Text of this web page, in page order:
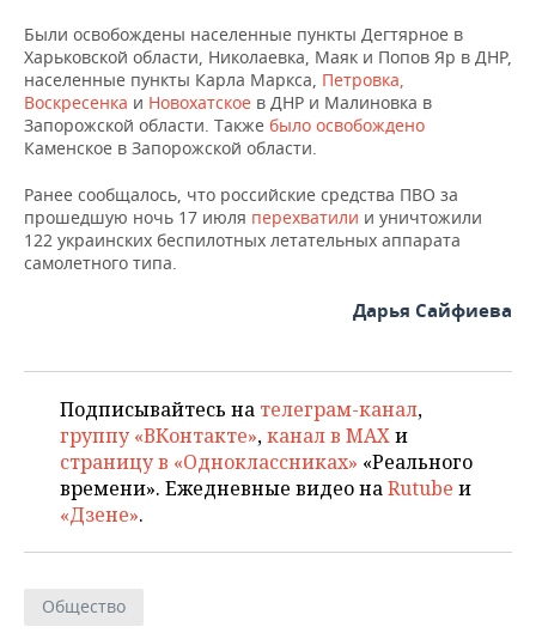
КИБЕРСПОРТ
ФИГУРНОЕ КАТАНИЕ
ХОККЕЙ С МЯЧОМ
КУЛЬТУРА
МЕДИЦИНА
ПРОИСШЕСТВИЯ
СПИСОК КОМПАНИЙ
Были освобождены населенные пункты Дегтярное в
Харьковской области, Николаевка, Маяк и Попов Яр в ДНР,
населенные пункты Карла Маркса, Петровка,
Воскресенка и Новохатское в ДНР и Малиновка в
Запорожской области. Также было освобождено
Каменское в Запорожской области.
Ранее сообщалось, что российские средства ПВО за
прошедшую ночь 17 июля перехватили и уничтожили
122 украинских беспилотных летательных аппарата
самолетного типа.
Дарья Сайфиева
Подписывайтесь на телеграм-канал,
группу «ВКонтакте»,канал в MAXи
страницу в «Одноклассниках» «Реального
времени». Ежедневные видео наRutube и
«Дзене».
Общество